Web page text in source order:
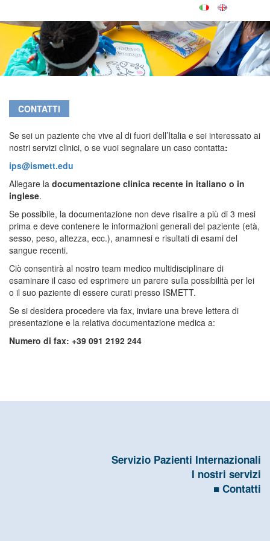
CONTATTI
Se sei un paziente che vive al di fuori dell’Italia e sei interessato ai
nostri servizi clinici, o se vuoi segnalare un caso contatta:
ips@ismett.edu
Allegare la documentazione clinica recente in italiano o in
inglese.
Se possibile, la documentazione non deve risalire a più di 3 mesi
prima e deve contenere le informazioni generali del paziente (età,
sesso, peso, altezza, ecc.), anamnesi e risultati di esami del
sangue recenti.
Ciò consentirà al nostro team medico multidisciplinare di
esaminare il caso ed esprimere un parere sulla possibilità per lei
o il suo paziente di essere curati presso ISMETT.
Se si desidera procedere via fax, inviare una breve lettera di
presentazione e la relativa documentazione medica a:
Numero di fax: +39 091 2192 244
Servizio Pazienti Internazionali
I nostri servizi
Contatti